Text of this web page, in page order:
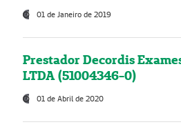
01 de Janeiro de 2019
Prestador Decordis
LTDA (51004346-0)
01 de Abril de 2020